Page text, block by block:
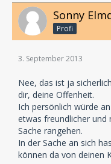
Sonny
Profi
3. September 2013
Nee, das ist ja
dir, deine Offenheit.
Ich persönlich würde
etwas freundlicher und
Sache rangehen.
In der Sache an sich
können da von deinen